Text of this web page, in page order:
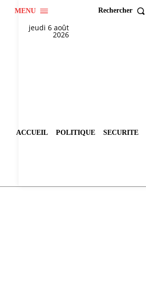
MENU Rechercher
jeudi 6 août
2026
ACCUEIL POLITIQUE SECURITE